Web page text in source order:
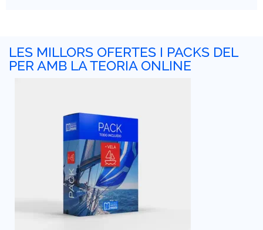
LES MILLORS OFERTES I PACKS DEL
PER AMB LA TEORIA ONLINE